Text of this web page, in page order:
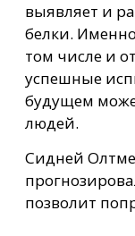
выявляет и
белки.
том числе и
успешные
будущем
людей.
Сидней
позволит